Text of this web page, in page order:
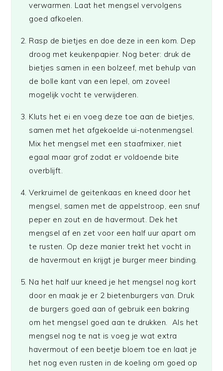
verwarmen. Laat het mengsel vervolgens
goed afkoelen.
Rasp de bietjes en doe deze in een kom. Dep
droog met keukenpapier. Nog beter: druk de
bietjes samen in een bolzeef, met behulp van
de bolle kant van een lepel, om zoveel
mogelijk vocht te verwijderen.
Kluts het ei en voeg deze toe aan de bietjes,
samen met het afgekoelde ui-notenmengsel.
Mix het mengsel met een staafmixer, niet
egaal maar grof zodat er voldoende bite
overblijft.
Verkruimel de geitenkaas en kneed door het
mengsel, samen met de appelstroop, een snuf
peper en zout en de havermout. Dek het
mengsel af en zet voor een half uur apart om
te rusten. Op deze manier trekt het vocht in
de havermout en krijgt je burger meer binding.
Na het half uur kneed je het mengsel nog kort
door en maak je er 2 bietenburgers van. Druk
de burgers goed aan of gebruik een bakring
om het mengsel goed aan te drukken. Als het
mengsel nog te nat is voeg je wat extra
havermout of een beetje bloem toe en laat je
het nog even rusten in de koeling om goed op